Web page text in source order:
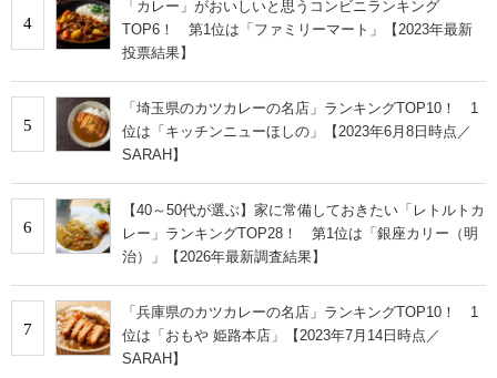
4
「カレー」がおいしいと思うコンビニランキング
TOP6！ 第1位は「ファミリーマート」【2023年最新
投票結果】
5
「埼玉県のカツカレーの名店」ランキングTOP10！ 1
位は「キッチンニューほしの」【2023年6月8日時点／
SARAH】
6
【40～50代が選ぶ】家に常備しておきたい「レトルトカ
レー」ランキングTOP28！ 第1位は「銀座カリー（明
治）」【2026年最新調査結果】
7
「兵庫県のカツカレーの名店」ランキングTOP10！ 1
位は「おもや 姫路本店」【2023年7月14日時点／
SARAH】